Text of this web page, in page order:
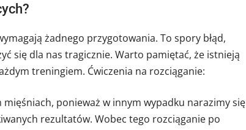
żadnego przygotowania. To spory błąd,
się dla nas tragicznie. Warto pamiętać, że istnieją
treningiem. Ćwiczenia na rozciąganie:
ponieważ w innym wypadku narazimy się
rezultatów. Wobec tego rozciąganie po